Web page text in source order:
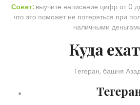
Совет: выучите написание цифр от 0
что это поможет не потеряться при
наличными
Куда
Тегеран, башня